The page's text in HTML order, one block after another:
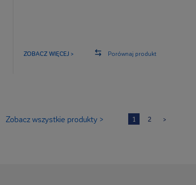
ZOBACZ WIĘCEJ > Porównaj produkt
Zobacz wszystkie produkty > 1 2 >